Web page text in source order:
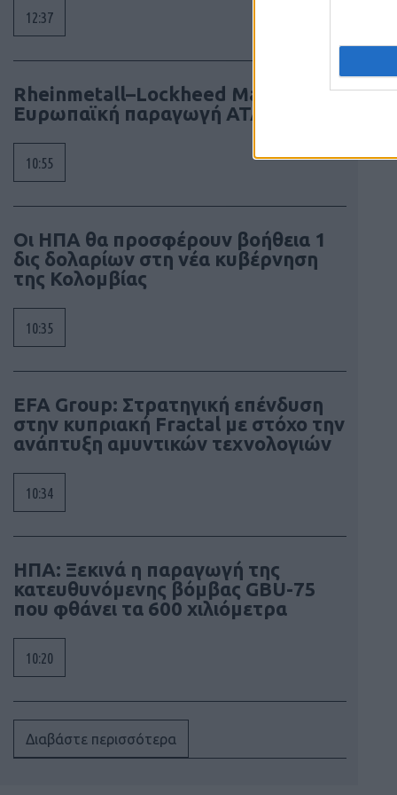
12:37
Rheinmetall–Lockheed Martin:
Ευρωπαϊκή παραγωγή ATACMS
10:55
Οι ΗΠΑ θα προσφέρουν βοήθεια 1
δις δολαρίων στη νέα κυβέρνηση
της Κολομβίας
10:35
EFA Group: Στρατηγική επένδυση
στην κυπριακή Fractal με στόχο την
ανάπτυξη αμυντικών τεχνολογιών
10:34
ΗΠΑ: Ξεκινά η παραγωγή της
κατευθυνόμενης βόμβας GBU-75
που φθάνει τα 600 χιλιόμετρα
10:20
Διαβάστε περισσότερα